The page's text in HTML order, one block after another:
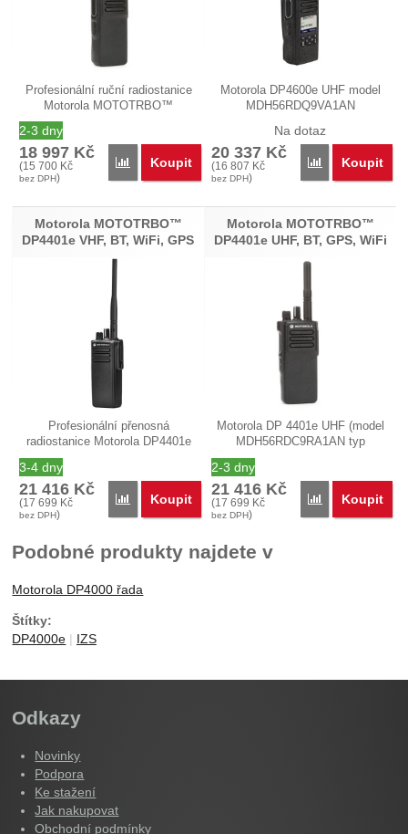
Profesionální ruční radiostanice
Motorola MOTOTRBO™
2-3 dny
18 997 Kč
(15 700 Kč
bez DPH)
Porovnat
Koupit
Motorola DP4600e UHF model
MDH56RDQ9VA1AN
Na dotaz
20 337 Kč
(16 807 Kč
bez DPH)
Porovnat
Koupit
Motorola MOTOTRBO™
DP4401e VHF, BT, WiFi, GPS
Profesionální přenosná
radiostanice Motorola DP4401e
3-4 dny
21 416 Kč
(17 699 Kč
bez DPH)
Porovnat
Koupit
Motorola MOTOTRBO™
DP4401e UHF, BT, GPS, WiFi
Motorola DP 4401e UHF (model
MDH56RDC9RA1AN typ
PBER502CE) je…
2-3 dny
21 416 Kč
(17 699 Kč
bez DPH)
Porovnat
Koupit
Podobné produkty najdete v
Motorola DP4000 řada
Štítky:
DP4000e
IZS
Odkazy
Novinky
Podpora
Ke stažení
Jak nakupovat
Obchodní podmínky